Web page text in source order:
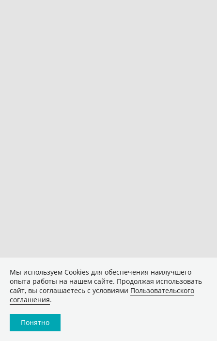
Мы используем Сookies для обеспечения наилучшего
опыта работы на нашем сайте. Продолжая использовать
сайт, вы соглашаетесь с условиями Пользовательского
соглашения.
Понятно